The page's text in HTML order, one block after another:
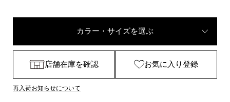
カラー・サイズを選ぶ
店舗在庫を確認 お気に入り登録
再入荷お知らせについて